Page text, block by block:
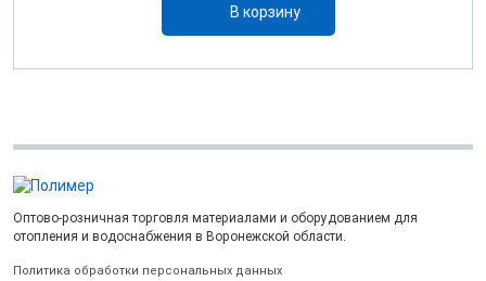
В корзину
Оптово-розничная торговля материалами и оборудованием для
отопления и водоснабжения в Воронежской области.
Политика обработки персональных данных